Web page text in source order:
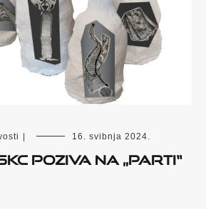
16. svibnja 2024.
poziva na „PARTI“